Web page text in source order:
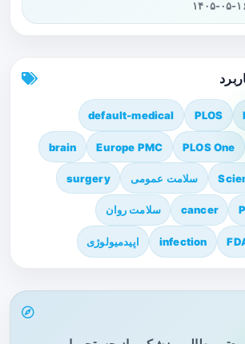
۰۵-۱۶
PLOS
default-medical
PLOS One
Europe PMC
brain
سلامت عمومی surgery
cancer سلامت روان
infection اپیدمیولوژی